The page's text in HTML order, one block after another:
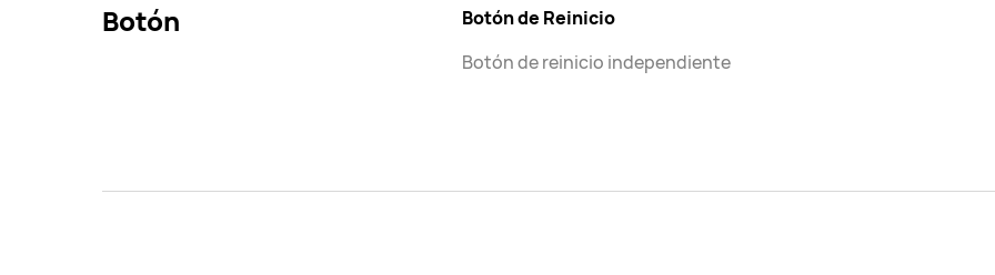
Botón
Botón de Reinicio
Botón de reinicio independiente